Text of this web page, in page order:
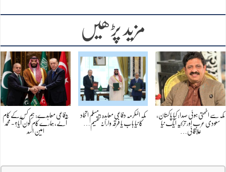
مزید پڑھیں
مکہ سے اٹھتی ہوئی صدا: کیا پاکستان،
سعودی عرب اور ترکیہ ایک نیا
علاقائی…
مکہ المکرمہ دفاعی معاہدہ : مسلم اتحاد
کا نیا باب یا فرقہ وارانہ تقسیم…
دفاعی معاہدے: ہم کس کے کام
آئے، ہمارے کام کون آیا؟- محمد
امین اسد